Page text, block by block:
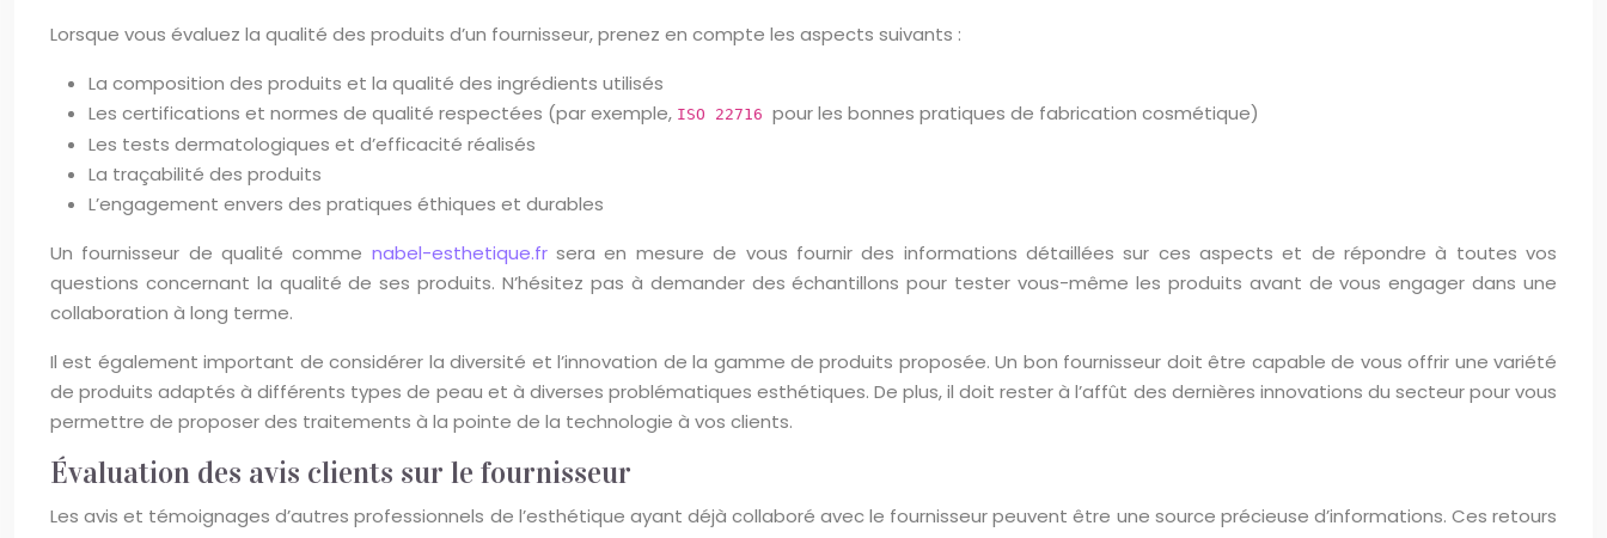
Lorsque vous évaluez la qualité des produits d’un fournisseur, prenez en compte les aspects suivants :
La composition des produits et la qualité des ingrédients utilisés
Les certifications et normes de qualité respectées (par exemple, ISO 22716 pour les bonnes pratiques de fabrication cosmétique)
Les tests dermatologiques et d’efficacité réalisés
La traçabilité des produits
L’engagement envers des pratiques éthiques et durables
Un fournisseur de qualité comme nabel-esthetique.frsera en mesure de vous fournir des informations détaillées sur ces aspects et de répondre à toutes vos
questions concernant la qualité de ses produits. N’hésitez pas à demander des échantillons pour tester vous-même les produits avant de vous engager dans une
collaboration à long terme.
Il est également important de considérer la diversité et l’innovation de la gamme de produits proposée. Un bon fournisseur doit être capable de vous offrir une variété
de produits adaptés à différents types de peau et à diverses problématiques esthétiques. De plus, il doit rester à l’affût des dernières innovations du secteur pour vous
permettre de proposer des traitements à la pointe de la technologie à vos clients.
Évaluation des avis clients sur le fournisseur
Les avis et témoignages d’autres professionnels de l’esthétique ayant déjà collaboré avec le fournisseur peuvent être une source précieuse d’informations. Ces retours